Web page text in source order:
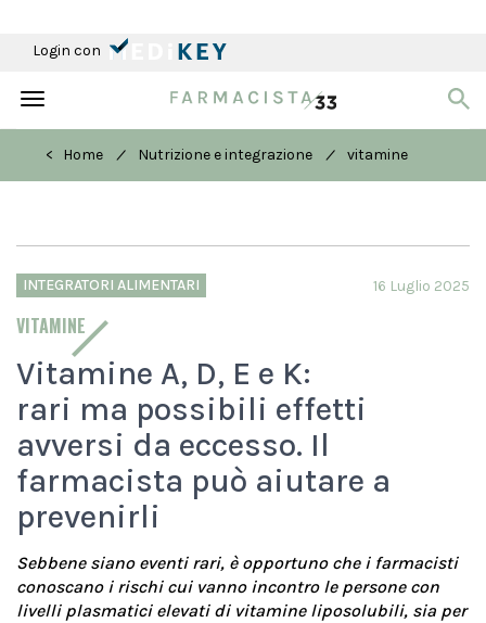
Login con
Toggle
< Home
/ Nutrizione e integrazione / vitamine
INTEGRATORI ALIMENTARI
VITAMINE
16 Luglio 2025
Vitamine A, D, E e K:
rari ma possibili effetti
avversi da eccesso. Il
farmacista può aiutare a
prevenirli
Sebbene siano eventi rari, è opportuno che i farmacisti
conoscano i rischi cui vanno incontro le persone con
livelli plasmatici elevati di vitamine liposolubili, sia per